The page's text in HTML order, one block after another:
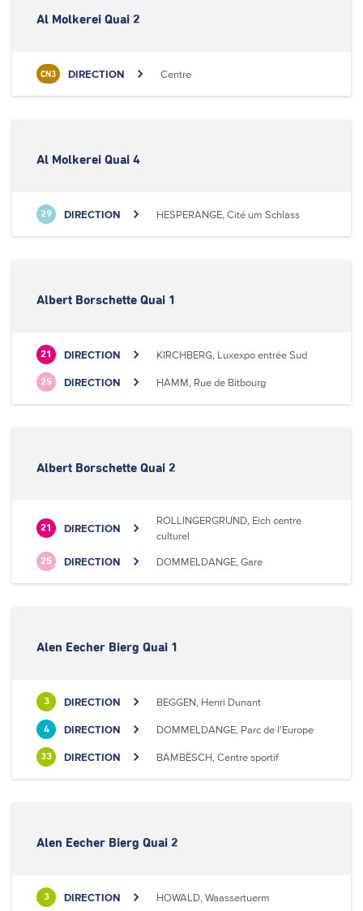
Al Molkerei Quai 2
CN3 DIRECTION Centre
Al Molkerei Quai 4
29 DIRECTION HESPERANGE, Cité um Schlass
Albert Borschette Quai 1
21 DIRECTION KIRCHBERG, Luxexpo entrée Sud
25 DIRECTION HAMM, Rue de Bitbourg
Albert Borschette Quai 2
21 DIRECTION
ROLLINGERGRUND, Eich centre
culturel
25 DIRECTION DOMMELDANGE, Gare
Alen Eecher Bierg Quai 1
3 DIRECTION BEGGEN, Henri Dunant
4 DIRECTION DOMMELDANGE, Parc de l'Europe
33 DIRECTION BAMBËSCH, Centre sportif
Alen Eecher Bierg Quai 2
3 DIRECTION HOWALD, Waassertuerm